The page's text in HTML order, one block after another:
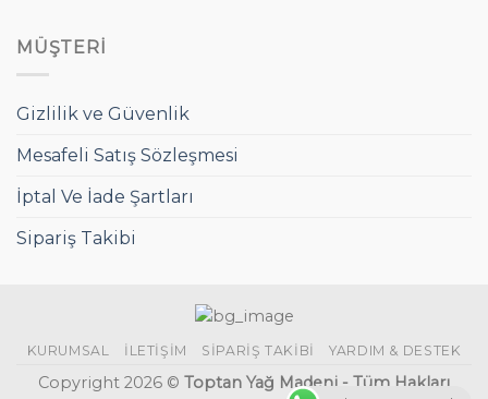
MÜŞTERI
Gizlilik ve Güvenlik
Mesafeli Satış Sözleşmesi
İptal Ve İade Şartları
Sipariş Takibi
KURUMSAL İLETIŞIM SIPARIŞ TAKIBI YARDIM & DESTEK
Copyright 2026 © Toptan Yağ Madeni - Tüm Hakları